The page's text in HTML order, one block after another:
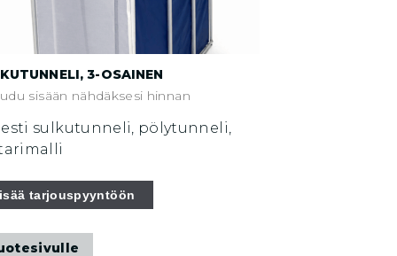
3-OSAINEN
sisään nähdäksesi hinnan
sulkutunneli, pölytunneli,
tarjouspyyntöön